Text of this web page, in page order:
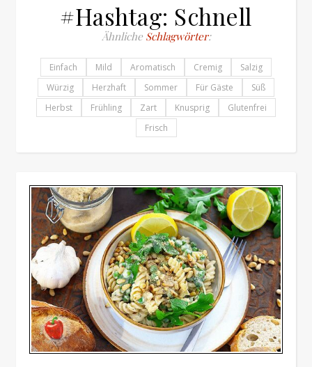
#Hashtag: Schnell
Ähnliche Schlagwörter:
Einfach Mild Aromatisch Cremig
Salzig
Würzig
Herzhaft Sommer Für Gäste
Süß
Herbst
Frühling Zart Knusprig
Glutenfrei
Frisch